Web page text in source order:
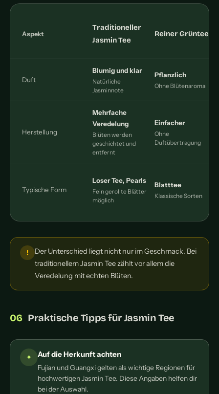
Aspekt
Traditioneller
Jasmin Tee
Reiner Grüntee
Duft
Blumig und klar
Natürliche
Jasminnote
Pflanzlich
Ohne Blütenaroma
Herstellung
Mehrfache
Veredelung
Blüten werden
geschichtet und
entfernt
Einfacher
Ohne
Duftübertragung
Typische Form
Loser Tee, Pearls
Fein gerollte Blätter
möglich
Blatttee
Klassische Sorten
Der Unterschied liegt nicht nur im Geschmack. Bei
traditionellem Jasmin Tee zählt vor allem die
Veredelung mit echten Blüten.
Praktische Tipps für Jasmin Tee
Auf die Herkunft achten
Fujian und Guangxi gelten als wichtige Regionen für
hochwertigen Jasmin Tee. Diese Angaben helfen dir
bei der Auswahl.